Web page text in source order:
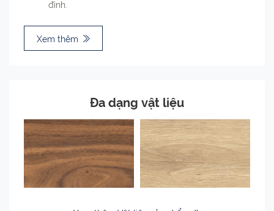
đình.
Xem thêm
Đa dạng vật liệu